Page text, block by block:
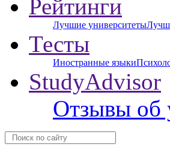
Рейтинги
Лучшие университеты
Тесты
Иностранные языки
StudyAdvisor
Отзывы об